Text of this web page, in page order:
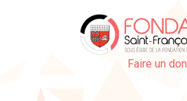
Faire un don